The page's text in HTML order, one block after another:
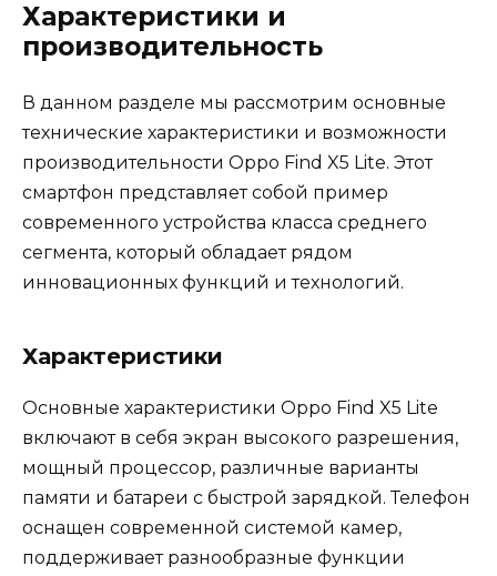
Характеристики и
производительность
В данном разделе мы рассмотрим основные
технические характеристики и возможности
производительности Oppo Find X5 Lite. Этот
смартфон представляет собой пример
современного устройства класса среднего
сегмента, который обладает рядом
инновационных функций и технологий.
Характеристики
Основные характеристики Oppo Find X5 Lite
включают в себя экран высокого разрешения,
мощный процессор, различные варианты
памяти и батареи с быстрой зарядкой. Телефон
оснащен современной системой камер,
поддерживает разнообразные функции